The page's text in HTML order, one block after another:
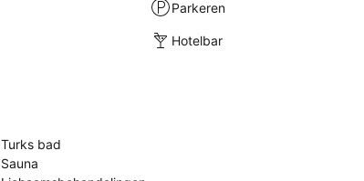
Parkeren
Hotelbar
Turks bad
Sauna